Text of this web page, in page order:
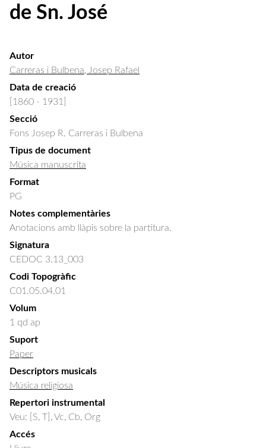
de Sn. José
Autor
Carreras i Bulbena, Josep Rafael
Data de creació
[1860 - 1931]
Secció
Fons Josep R. Carreras i Bulbena
Tipus de document
Música manuscrita
Format
PG
Notes complementàries
Anotacions amb llàpis sobre la partitura.
Signatura
CEDOC 3.13_003
Codi Topogràfic
C01.05.04.01
Volum
1 qd ap
Suport
Paper
Descriptors musicals
Música religiosa
Repertori instrumental
Veu: [S, T], Vc, Cb, Org
Accés